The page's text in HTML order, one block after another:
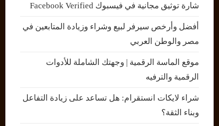
شارة توثيق مجانية في فيسبوك Facebook Verified
أفضل وأرخص سيرفر لبيع وشراء وزيادة المتابعين في
مصر والوطن العربي
موقع الماسة الرقمية | وجهتك الشاملة للأدوات
الرقمية والترفيه
شراء لايكات انستقرام: هل تساعد على زيادة التفاعل
وبناء الثقة؟